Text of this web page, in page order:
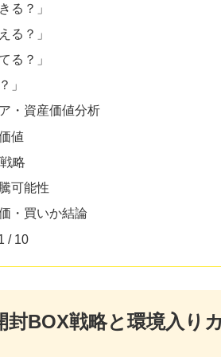
る？」
る？」
る？」
」
・資産価値分析
値
略
可能性
・買いか結論
/ 10
封BOX戦略と環境入り